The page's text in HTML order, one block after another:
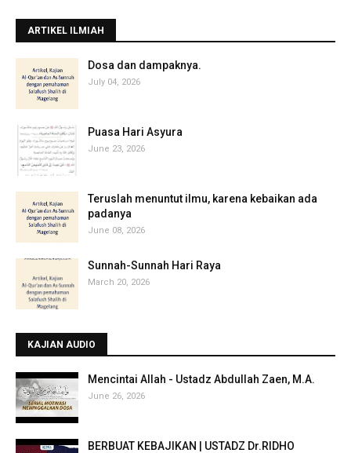
ARTIKEL ILMIAH
‎Dosa dan dampaknya.
July 04, 2026
Puasa Hari Asyura
June 23, 2026
Teruslah menuntut ilmu, karena kebaikan ada
padanya
June 08, 2026
Sunnah-Sunnah Hari Raya
March 20, 2026
KAJIAN AUDIO
Mencintai Allah - Ustadz Abdullah Zaen, M.A.
June 26, 2026
BERBUAT KEBAJIKAN | USTADZ Dr.RIDHO